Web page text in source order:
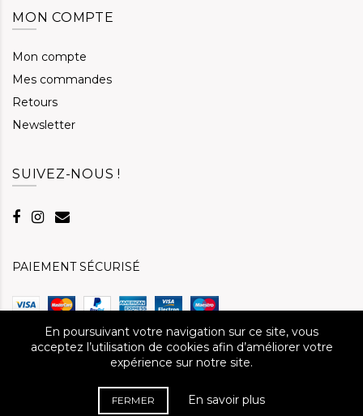
MON COMPTE
Mon compte
Mes commandes
Retours
Newsletter
SUIVEZ-NOUS !
PAIEMENT SÉCURISÉ
Copyright - Tous droits réservés. 2019
En poursuivant votre navigation sur ce site, vous
acceptez l’utilisation de cookies afin d’améliorer votre
expérience sur notre site.
FERMER En savoir plus